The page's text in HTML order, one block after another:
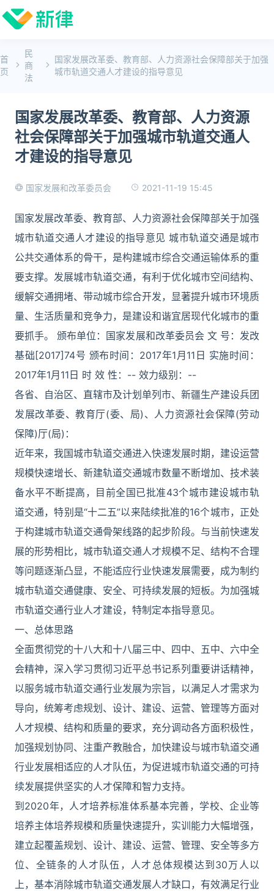
首
页
民
商
法
国家发展改革委、教育部、人力资源社会保障部关于加强
城市轨道交通人才建设的指导意见
国家发展改革委、教育部、人力资源
社会保障部关于加强城市轨道交通人
才建设的指导意见
国家发展和改革委员会 2021-11-19 15:45
国家发展改革委、教育部、人力资源社会保障部关于加强
城市轨道交通人才建设的指导意见 城市轨道交通是城市
公共交通体系的骨干，是构建城市综合交通运输体系的重
要支撑。发展城市轨道交通，有利于优化城市空间结构、
缓解交通拥堵、带动城市综合开发，显著提升城市环境质
量、生活质量和竞争力，是建设和谐宜居现代化城市的重
要抓手。 颁布单位：国家发展和改革委员会 文 号：发改
基础[2017]74号 颁布时间：2017年1月11日 实施时间：
2017年1月11日 时 效 性：-- 效力级别：--
各省、自治区、直辖市及计划单列市、新疆生产建设兵团
发展改革委、教育厅(委、局)、人力资源社会保障(劳动
保障)厅(局)：
近年来，我国城市轨道交通进入快速发展时期，建设运营
规模快速增长、新建轨道交通城市数量不断增加、技术装
备水平不断提高，目前全国已批准43个城市建设城市轨
道交通，特别是“十二五”以来陆续批准的16个城市，正处
于构建城市轨道交通骨架线路的起步阶段。与当前快速发
展的形势相比，城市轨道交通人才规模不足、结构不合理
等问题逐渐凸显，不能适应行业快速发展需要，成为制约
城市轨道交通健康、安全、可持续发展的短板。为加强城
市轨道交通行业人才建设，特制定本指导意见。
一、总体思路
全面贯彻党的十八大和十八届三中、四中、五中、六中全
会精神，深入学习贯彻习近平总书记系列重要讲话精神，
以服务城市轨道交通行业发展为宗旨，以满足人才需求为
导向，统筹考虑规划、设计、建设、运营、管理等方面对
人才规模、结构和质量的要求，充分调动各方面积极性，
加强规划协同、注重产教融合，加快建设与城市轨道交通
行业发展相适应的人才队伍，为促进城市轨道交通的可持
续发展提供坚实的人才保障和智力支持。
到2020年，人才培养标准体系基本完善，学校、企业等
培养主体培养规模和质量快速提升，实训能力大幅增强，
建立起覆盖规划、设计、建设、运营、管理、安全等多方
位、全链条的人才队伍，人才总体规模达到30万人以
上，基本消除城市轨道交通发展人才缺口，有效满足行业